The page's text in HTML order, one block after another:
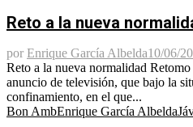
Reto a la nueva
por Enrique García Albelda10/06/
Reto a la nueva normalidad
anuncio de televisión, que bajo la
confinamiento, en el que...
Bon AmbEnrique García Albelda